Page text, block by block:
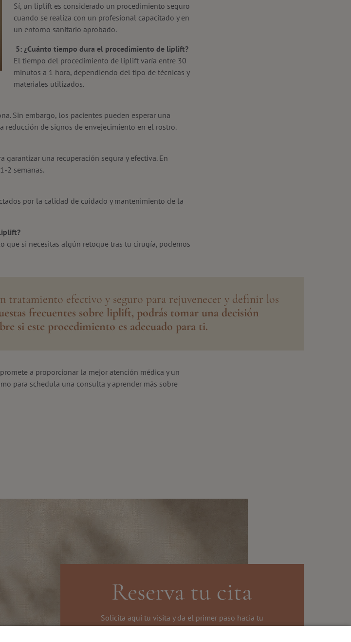
Sí, un liplift es considerado un procedimiento seguro
cuando se realiza con un profesional capacitado y en
un entorno sanitario aprobado.
5: ¿Cuánto tiempo dura el procedimiento de liplift?
El tiempo del procedimiento de liplift varía entre 30
minutos a 1 hora, dependiendo del tipo de técnicas y
materiales utilizados.
Sin embargo, los pacientes pueden esperar una
de signos de envejecimiento en el rostro.
una recuperación segura y efectiva. En
2 semanas.
por la calidad de cuidado y mantenimiento de la
que si necesitas algún retoque tras tu cirugía, podemos
tratamiento efectivo y seguro para rejuvenecer y definir los
frecuentes sobre liplift, podrás tomar una decisión
si este procedimiento es adecuado para ti.
a proporcionar la mejor atención médica y un
para schedula una consulta y aprender más sobre
Reserva tu cita
Solicita aquí tu visita y da el primer paso hacia tu
transformación.